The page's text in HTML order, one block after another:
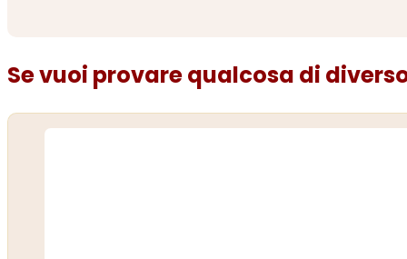
Se vuoi provare qualcosa di